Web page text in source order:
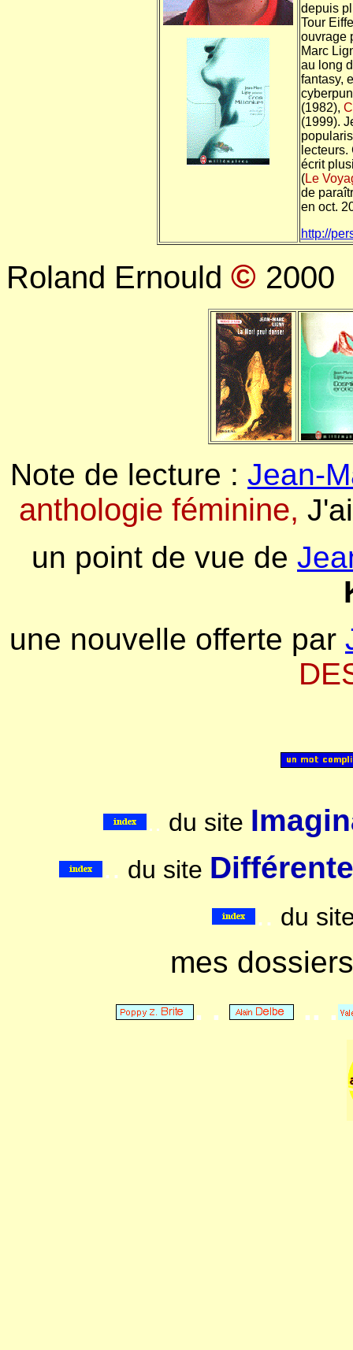
depuis
Tour
ouvrage
Marc
au long
fantasy,
(1982),
(1999).
écrit
(Le
de
en oct.
http://
Roland Ernould © 2000
Note de lecture : Jean-
anthologie féminine,
un point de vue de
une nouvelle offerte par
.. du site
.. du site
.. du
mes
. .
.. .